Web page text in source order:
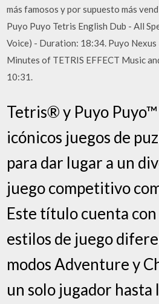
más famosos y por supuesto más
Puyo Puyo Tetris English Dub - All
Voice) - Duration: 18:34. Puyo
Minutes of TETRIS EFFECT Music
10:31.
Tetris® y Puyo Puyo™
icónicos juegos de
para dar lugar a un
juego competitivo
Este título cuenta
estilos de juego
modos Adventure y
un solo jugador hasta